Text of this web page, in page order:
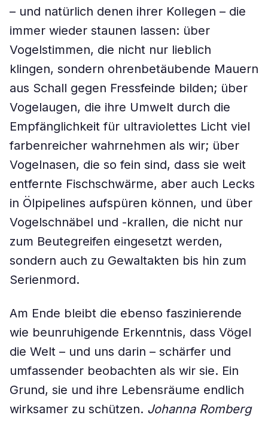
– und natürlich denen ihrer Kollegen – die
immer wieder staunen lassen: über
Vogelstimmen, die nicht nur lieblich
klingen, sondern ohrenbetäubende Mauern
aus Schall gegen Fressfeinde bilden; über
Vogelaugen, die ihre Umwelt durch die
Empfänglichkeit für ultraviolettes Licht viel
farbenreicher wahrnehmen als wir; über
Vogelnasen, die so fein sind, dass sie weit
entfernte Fischschwärme, aber auch Lecks
in Ölpipelines aufspüren können, und über
Vogelschnäbel und -krallen, die nicht nur
zum Beutegreifen eingesetzt werden,
sondern auch zu Gewaltakten bis hin zum
Serienmord.
Am Ende bleibt die ebenso faszinierende
wie beunruhigende Erkenntnis, dass Vögel
die Welt – und uns darin – schärfer und
umfassender beobachten als wir sie. Ein
Grund, sie und ihre Lebensräume endlich
wirksamer zu schützen. Johanna Romberg